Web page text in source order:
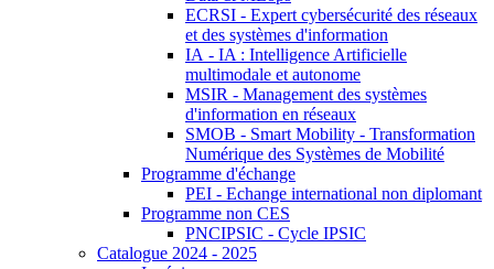
ECRSI - Expert cybersécurité des réseaux
et des systèmes d'information
IA - IA : Intelligence Artificielle
multimodale et autonome
MSIR - Management des systèmes
d'information en réseaux
SMOB - Smart Mobility - Transformation
Numérique des Systèmes de Mobilité
Programme d'échange
PEI - Echange international non diplomant
Programme non CES
PNCIPSIC - Cycle IPSIC
Catalogue 2024 - 2025